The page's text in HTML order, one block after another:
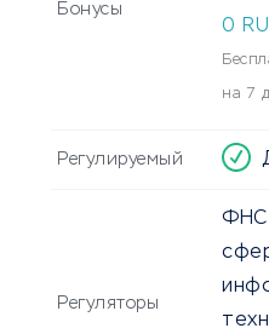
Бонусы
0
на 7
Регулируемый
Регуляторы
ФНС